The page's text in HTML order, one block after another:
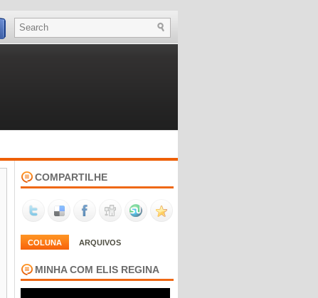
COMPARTILHE
COLUNA ARQUIVOS
MINHA COM ELIS REGINA